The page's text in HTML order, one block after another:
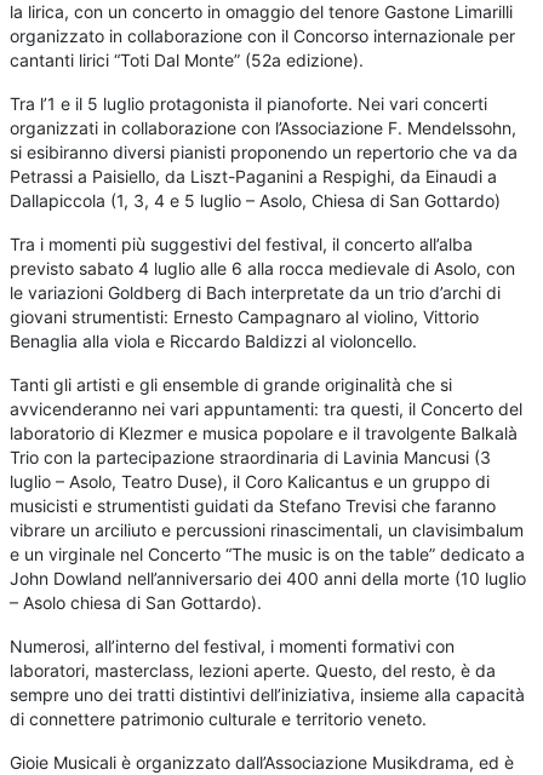
la lirica, con un concerto in omaggio del tenore Gastone Limarilli
organizzato in collaborazione con il Concorso internazionale per
cantanti lirici “Toti Dal Monte” (52a edizione).
Tra l’1 e il 5 luglio protagonista il pianoforte. Nei vari concerti
organizzati in collaborazione con l’Associazione F. Mendelssohn,
si esibiranno diversi pianisti proponendo un repertorio che va da
Petrassi a Paisiello, da Liszt-Paganini a Respighi, da Einaudi a
Dallapiccola (1, 3, 4 e 5 luglio – Asolo, Chiesa di San Gottardo)
Tra i momenti più suggestivi del festival, il concerto all’alba
previsto sabato 4 luglio alle 6 alla rocca medievale di Asolo, con
le variazioni Goldberg di Bach interpretate da un trio d’archi di
giovani strumentisti: Ernesto Campagnaro al violino, Vittorio
Benaglia alla viola e Riccardo Baldizzi al violoncello.
Tanti gli artisti e gli ensemble di grande originalità che si
avvicenderanno nei vari appuntamenti: tra questi, il Concerto del
laboratorio di Klezmer e musica popolare e il travolgente Balkalà
Trio con la partecipazione straordinaria di Lavinia Mancusi (3
luglio – Asolo, Teatro Duse), il Coro Kalicantus e un gruppo di
musicisti e strumentisti guidati da Stefano Trevisi che faranno
vibrare un arciliuto e percussioni rinascimentali, un clavisimbalum
e un virginale nel Concerto “The music is on the table” dedicato a
John Dowland nell’anniversario dei 400 anni della morte (10 luglio
– Asolo chiesa di San Gottardo).
Numerosi, all’interno del festival, i momenti formativi con
laboratori, masterclass, lezioni aperte. Questo, del resto, è da
sempre uno dei tratti distintivi dell’iniziativa, insieme alla capacità
di connettere patrimonio culturale e territorio veneto.
Gioie Musicali è organizzato dall’Associazione Musikdrama, ed è